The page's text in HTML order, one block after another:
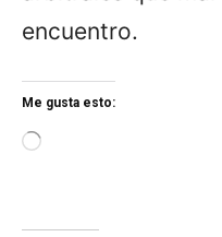
encuentro.
Me gusta esto:
L